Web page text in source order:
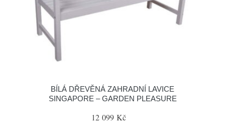
BÍLÁ DŘEVĚNÁ ZAHRADNÍ LAVICE
SINGAPORE – GARDEN PLEASURE
12 099 Kč